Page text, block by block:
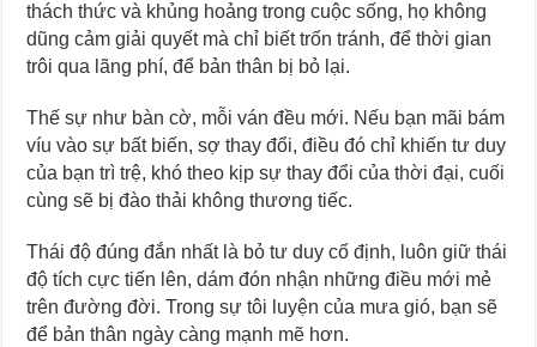
thách thức và khủng hoảng trong cuộc sống, họ không
dũng cảm giải quyết mà chỉ biết trốn tránh, để thời gian
trôi qua lãng phí, để bản thân bị bỏ lại.
Thế sự như bàn cờ, mỗi ván đều mới. Nếu bạn mãi bám
víu vào sự bất biến, sợ thay đổi, điều đó chỉ khiến tư duy
của bạn trì trệ, khó theo kịp sự thay đổi của thời đại, cuối
cùng sẽ bị đào thải không thương tiếc.
Thái độ đúng đắn nhất là bỏ tư duy cố định, luôn giữ thái
độ tích cực tiến lên, dám đón nhận những điều mới mẻ
trên đường đời. Trong sự tôi luyện của mưa gió, bạn sẽ
để bản thân ngày càng mạnh mẽ hơn.